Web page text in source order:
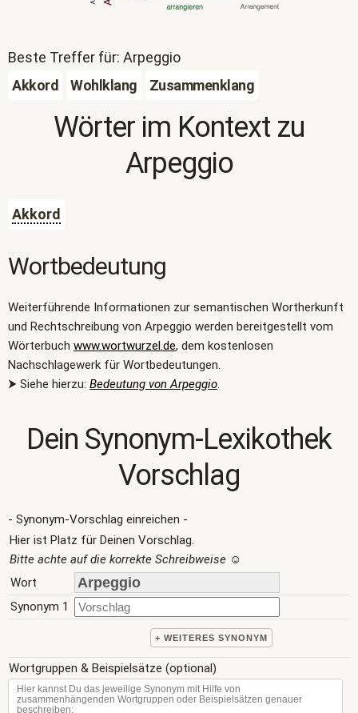
Beste Treffer für: Arpeggio
Akkord
Wohlklang Zusammenklang
Wörter im Kontext zu
Arpeggio
Akkord
Wortbedeutung
Weiterführende Informationen zur semantischen Wortherkunft
und Rechtschreibung von Arpeggio werden bereitgestellt vom
Wörterbuch www.wortwurzel.de, dem kostenlosen
Nachschlagewerk für Wortbedeutungen.
⮞ Siehe hierzu: Bedeutung von Arpeggio.
Dein Synonym-Lexikothek
Vorschlag
- Synonym-Vorschlag einreichen -
Hier ist Platz für Deinen Vorschlag.
Bitte achte auf die korrekte Schreibweise ☺
Wort
Synonym 1
+ WEITERES SYNONYM
Wortgruppen & Beispielsätze (optional)